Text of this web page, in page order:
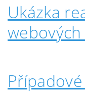
Ukázka